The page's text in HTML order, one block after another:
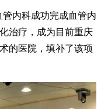
内科成功完成血管内
治疗，成为目前重庆
的医院，填补了该项